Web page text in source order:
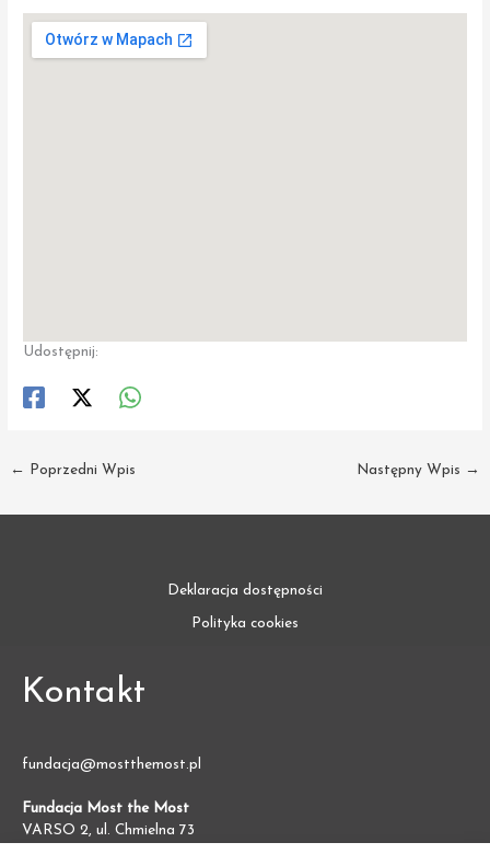
Udostępnij:
← Poprzedni Wpis Następny Wpis →
Deklaracja dostępności
Polityka cookies
Kontakt
fundacja@mostthemost.pl
Fundacja Most the Most
VARSO 2, ul. Chmielna 73